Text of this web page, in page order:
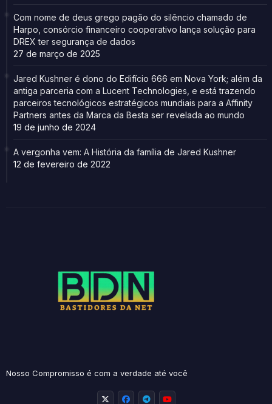
Com nome de deus grego pagão do silêncio chamado de
Harpo, consórcio financeiro cooperativo lança solução para
DREX ter segurança de dados
27 de março de 2025
Jared Kushner é dono do Edifício 666 em Nova York; além da
antiga parceria com a Lucent Technologies, e está trazendo
parceiros tecnológicos estratégicos mundiais para a Affinity
Partners antes da Marca da Besta ser revelada ao mundo
19 de junho de 2024
A vergonha vem: A História da família de Jared Kushner
12 de fevereiro de 2022
Nosso Compromisso é com a verdade até você